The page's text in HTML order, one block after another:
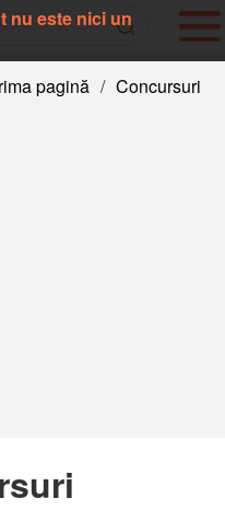
pagină / Concursuri
nu este nici un